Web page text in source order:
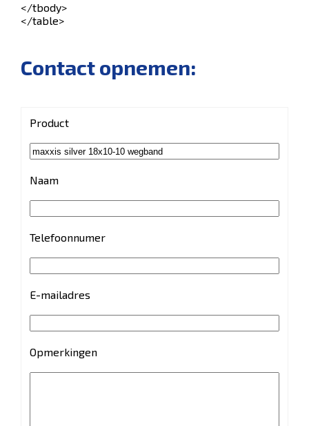
</tbody>
</table>
Contact opnemen:
Product
Naam
Telefoonnumer
E-mailadres
Opmerkingen